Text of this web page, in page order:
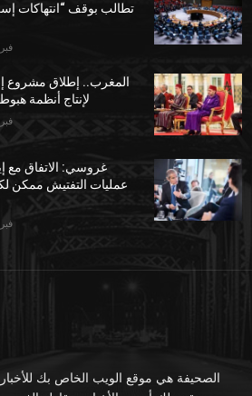
تطالب بوقف “انتهاكات
فبراير
المغرب.. إطلاق مشروع
لإنتاج أنظمة
فبراير
غروسي: الاتفاق مع
عمليات التفتيش ممكن
فبراير
الصحيفة هي موقع الويب الخاص بك